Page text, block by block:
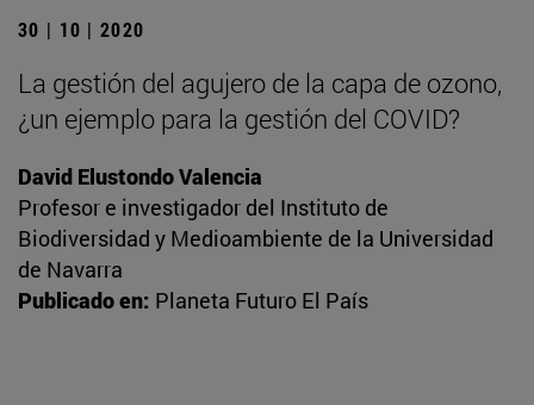
30 | 10 | 2020
La gestión del agujero de la capa de ozono,
¿un ejemplo para la gestión del COVID?
David Elustondo Valencia
Profesor e investigador del Instituto de
Biodiversidad y Medioambiente de la Universidad
de Navarra
Publicado en: Planeta Futuro El País